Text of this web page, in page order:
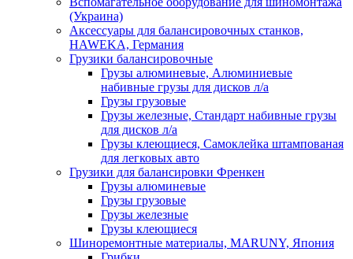
(Украина)
Аксессуары для балансировочных станков,
HAWEKA, Германия
Грузики балансировочные
Грузы алюминевые, Алюминиевые
набивные грузы для дисков л/а
Грузы грузовые
Грузы железные, Cтандарт набивные грузы
для дисков л/а
Грузы клеющиеся, Самоклейка штампованая
для легковых авто
Грузики для балансировки Френкен
Грузы алюминевые
Грузы грузовые
Грузы железные
Грузы клеющиеся
Шиноремонтные материалы, MARUNY, Япония